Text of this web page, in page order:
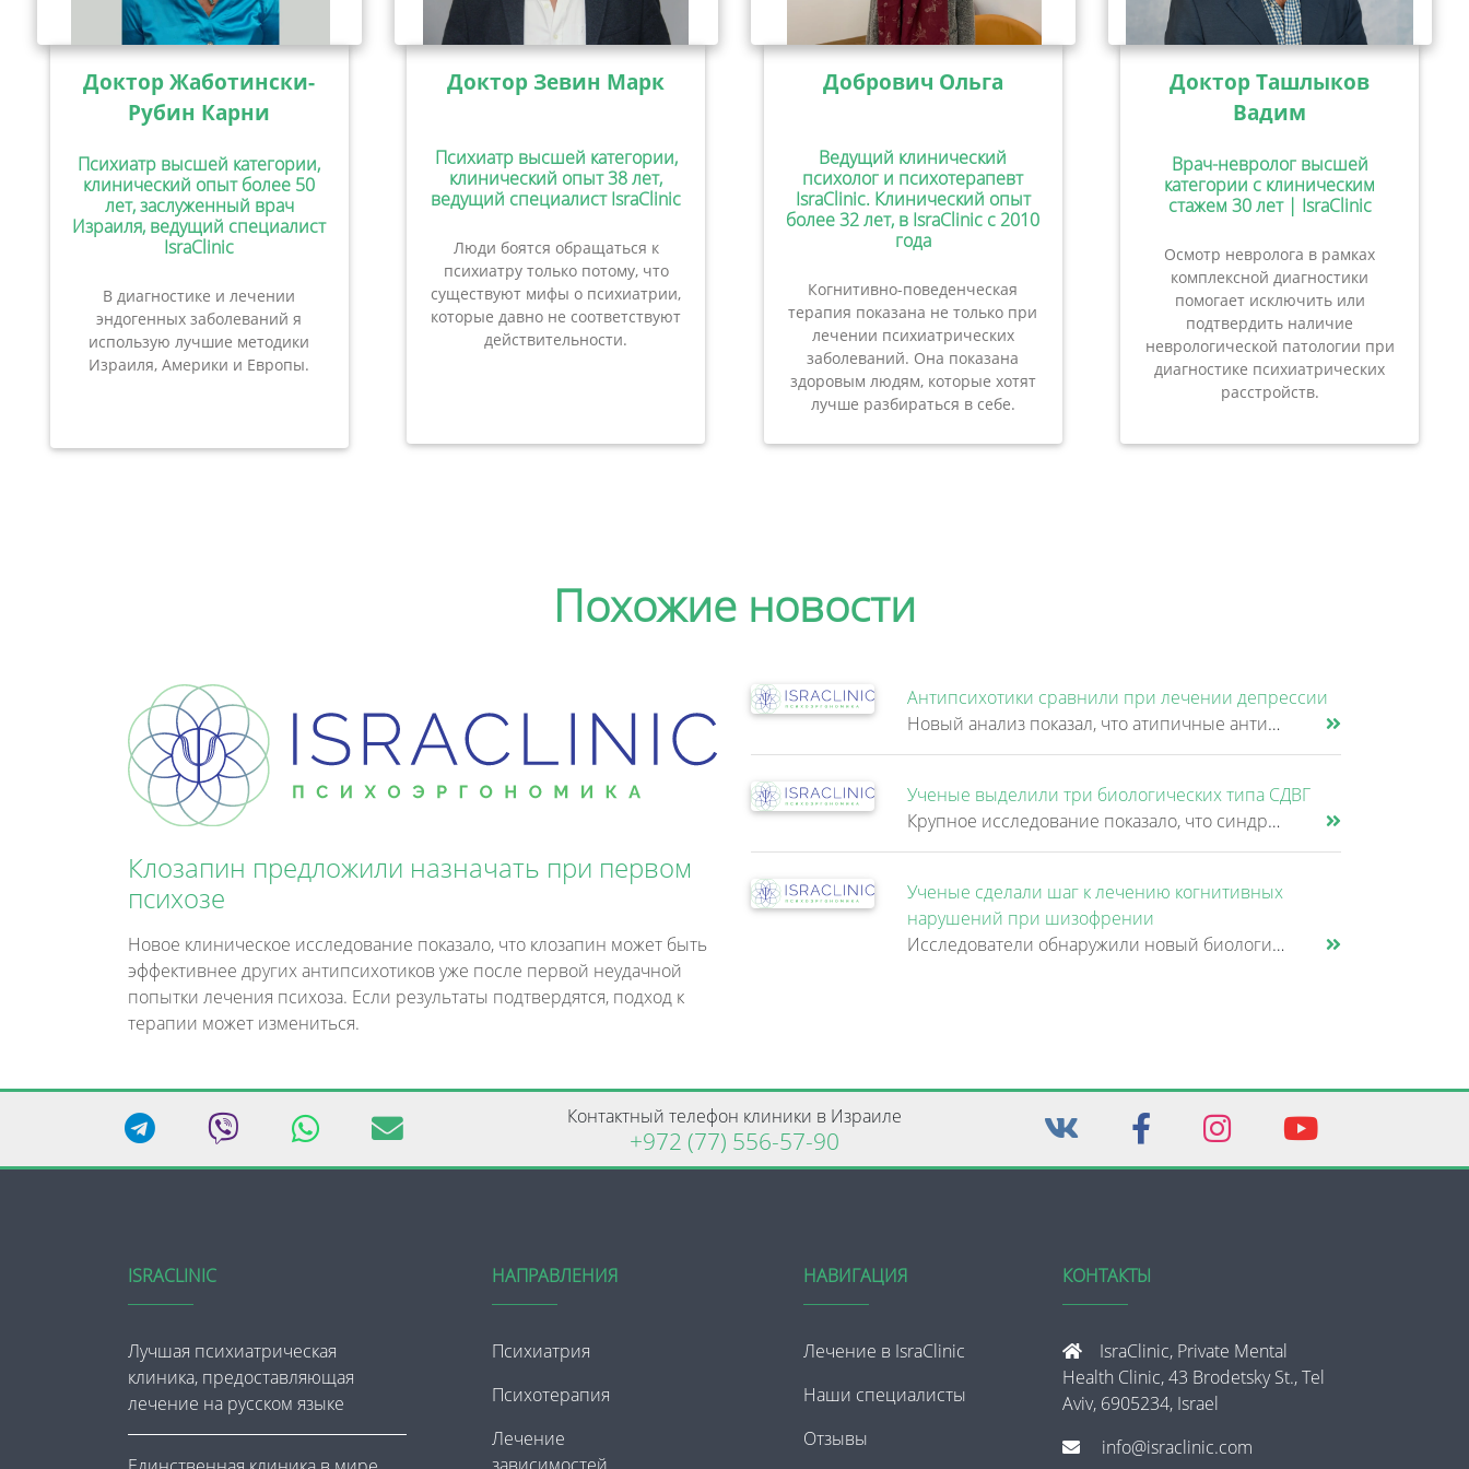
Доктор Жаботински-
Рубин Карни
Психиатр высшей категории,
клинический опыт более 50
лет, заслуженный врач
Израиля, ведущий специалист
IsraClinic
В диагностике и лечении
эндогенных заболеваний я
использую лучшие методики
Израиля, Америки и Европы.
Доктор Зевин Марк
Психиатр высшей категории,
клинический опыт 38 лет,
ведущий специалист IsraClinic
Люди боятся обращаться к
психиатру только потому, что
существуют мифы о психиатрии,
которые давно не соответствуют
действительности.
Добрович Ольга
Ведущий клинический
психолог и психотерапевт
IsraClinic. Клинический опыт
более 32 лет, в IsraClinic с 2010
года
Когнитивно-поведенческая
терапия показана не только при
лечении психиатрических
заболеваний. Она показана
здоровым людям, которые хотят
лучше разбираться в себе.
Доктор Ташлыков
Вадим
Врач-невролог высшей
категории с клиническим
стажем 30 лет | IsraClinic
Осмотр невролога в рамках
комплексной диагностики
помогает исключить или
подтвердить наличие
неврологической патологии при
диагностике психиатрических
расстройств.
Похожие новости
Клозапин предложили назначать при первом
психозе
Новое клиническое исследование показало, что клозапин может быть
эффективнее других антипсихотиков уже после первой неудачной
попытки лечения психоза. Если результаты подтвердятся, подход к
терапии может измениться.
Антипсихотики сравнили при лечении депрессии
Новый анализ показал, что атипичные антипсихотики, которые иногда добавляют к антидепрессантам при большом депрессивном......
Ученые выделили три биологических типа СДВГ
Крупное исследование показало, что синдром дефицита внимания и гиперактивности (СДВГ) может включать не два, а три биоло......
Ученые сделали шаг к лечению когнитивных
нарушений при шизофрении
Исследователи обнаружили новый биологический механизм, который может быть связан с нарушением памяти и внимания при шизо......
Контактный телефон клиники в Израиле
+972 (77) 556-57-90
ISRACLINIC
Лучшая психиатрическая
клиника, предоставляющая
лечение на русском языке
НАПРАВЛЕНИЯ
Психиатрия
Психотерапия
Лечение
НАВИГАЦИЯ
Лечение в IsraClinic
Наши специалисты
Отзывы
КОНТАКТЫ
IsraClinic, Private Mental
Health Clinic, 43 Brodetsky St., Tel
Aviv, 6905234, Israel
info@israclinic.com